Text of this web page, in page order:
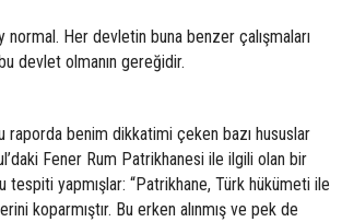
normal. Her devletin buna benzer çalışmaları
devlet olmanın gereğidir.
raporda benim dikkatimi çeken bazı hususlar
Fener Rum Patrikhanesi ile ilgili olan bir
tespiti yapmışlar: “Patrikhane, Türk hükümeti ile
koparmıştır. Bu erken alınmış ve pek de